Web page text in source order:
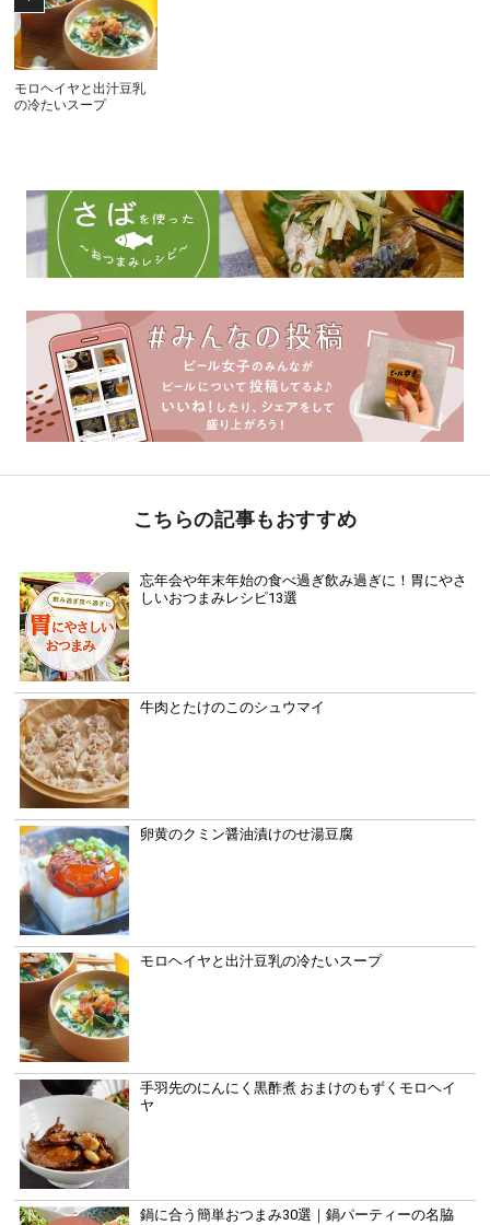
モロヘイヤと出汁豆乳
の冷たいスープ
こちらの記事もおすすめ
忘年会や年末年始の食べ過ぎ飲み過ぎに！胃にやさ
しいおつまみレシピ13選
牛肉とたけのこのシュウマイ
卵黄のクミン醤油漬けのせ湯豆腐
モロヘイヤと出汁豆乳の冷たいスープ
手羽先のにんにく黒酢煮 おまけのもずくモロヘイ
ヤ
鍋に合う簡単おつまみ30選｜鍋パーティーの名脇